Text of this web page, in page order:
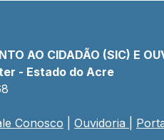
AO CIDADÃO (SIC) E
- Estado do Acre
Conosco Ouvidoria